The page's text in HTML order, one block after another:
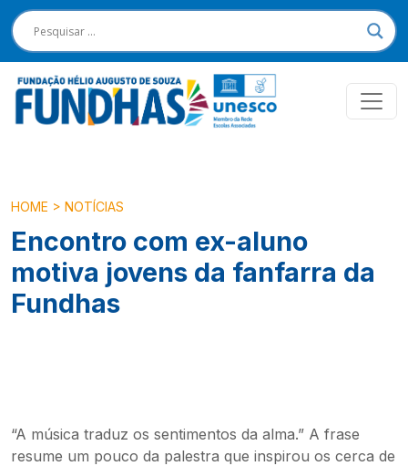
HOME > NOTÍCIAS
Encontro com ex-aluno
motiva jovens da fanfarra da
Fundhas
“A música traduz os sentimentos da alma.” A frase
resume um pouco da palestra que inspirou os cerca de